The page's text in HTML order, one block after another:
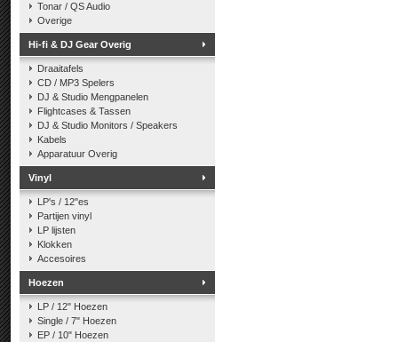
Tonar / QS Audio
Overige
Hi-fi & DJ Gear Overig
Draaitafels
CD / MP3 Spelers
DJ & Studio Mengpanelen
Flightcases & Tassen
DJ & Studio Monitors / Speakers
Kabels
Apparatuur Overig
Vinyl
LP's / 12"es
Partijen vinyl
LP lijsten
Klokken
Accesoires
Hoezen
LP / 12" Hoezen
Single / 7" Hoezen
EP / 10" Hoezen